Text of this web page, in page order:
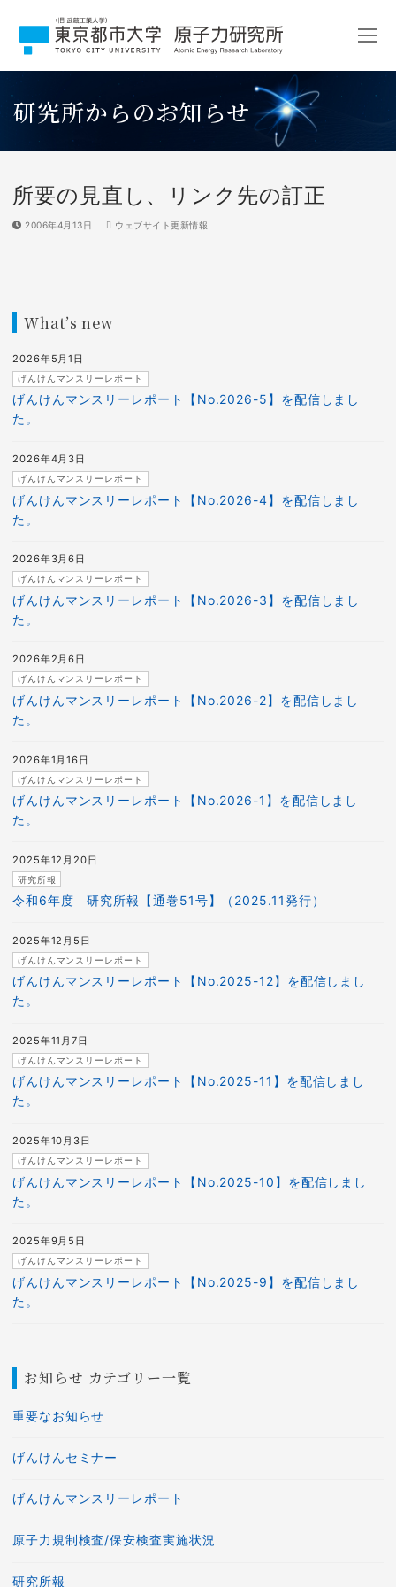
研究所からのお知らせ
所要の見直し、リンク先の訂正
2006年4月13日 ウェブサイト更新情報
What’s new
げんけんマンスリーレポート【No.2026-5】を配信しまし
た。
げんけんマンスリーレポート
2026年5月1日
げんけんマンスリーレポート【No.2026-4】を配信しまし
た。
げんけんマンスリーレポート
2026年4月3日
げんけんマンスリーレポート【No.2026-3】を配信しまし
た。
げんけんマンスリーレポート
2026年3月6日
げんけんマンスリーレポート【No.2026-2】を配信しまし
た。
げんけんマンスリーレポート
2026年2月6日
げんけんマンスリーレポート【No.2026-1】を配信しまし
た。
げんけんマンスリーレポート
2026年1月16日
令和6年度 研究所報【通巻51号】（2025.11発行）
研究所報
2025年12月20日
げんけんマンスリーレポート【No.2025-12】を配信しまし
た。
げんけんマンスリーレポート
2025年12月5日
げんけんマンスリーレポート【No.2025-11】を配信しまし
た。
げんけんマンスリーレポート
2025年11月7日
げんけんマンスリーレポート【No.2025-10】を配信しまし
た。
げんけんマンスリーレポート
2025年10月3日
げんけんマンスリーレポート【No.2025-9】を配信しまし
た。
げんけんマンスリーレポート
2025年9月5日
お知らせ カテゴリー一覧
重要なお知らせ
げんけんセミナー
げんけんマンスリーレポート
原子力規制検査/保安検査実施状況
研究所報